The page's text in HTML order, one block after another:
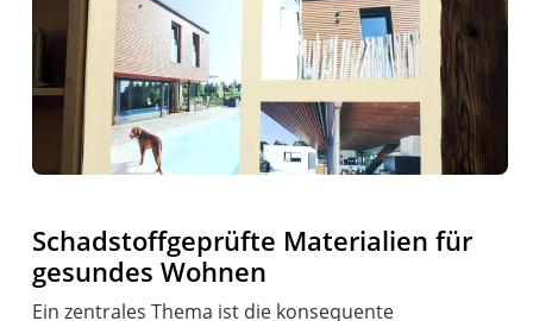
Schadstoffgeprüfte Materialien für
gesundes Wohnen
Ein zentrales Thema ist die konsequente